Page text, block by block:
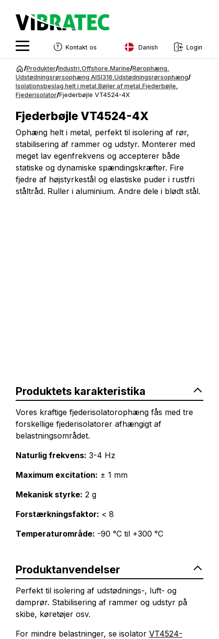
Spring
indhold
Kontakt os Danish
English
Swedish
French
Estonian
Finnish
Danish
Login
/Produkter/Industri Offshore Marine/Rørophæng
Udstødningsrørsophæng AISI316 Udstødningsrørsophæng/
Isolationsbeslag helt i metal Bøjler af metal Fjederbøjle
Fjederisolator/Fjederbøjle VT4524-4X
Fjederbøjle VT4524-4X
Ophæng helt i metal, perfekt til isolering af rør,
stabilisering af rammer og udstyr. Monterer med
meget lav egenfrekvens og accepterer både
statiske og dynamiske spændingskræfter. Fire
fjedre af højstyrkestål og elastiske puder i rustfri
ståltråd. Ruller i aluminium. Andre dele i blødt stål.
Produktets karakteristika
Vores kraftige fjederisolatorophæng fås med tre
forskellige fjederisolatorer afhængigt af
belastningsområdet.
Naturlig frekvens: 3-4 Hz
Maximum excitation: ± 1 mm
Mekanisk styrke: 2 g
Forstærkningsfaktor: < 8
Temperaturområde: -90 °C til +300 °C
Produktanvendelser
Perfekt til isolering af udstødnings-, luft- og
damprør. Stabilisering af rammer og udstyr på
skibe, køretøjer osv.
For mindre belastninger, se isolator VT4524-